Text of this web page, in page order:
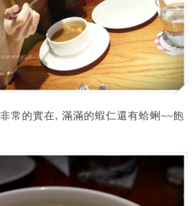
常的實在, 滿滿的蝦仁還有蛤蜊~~飽